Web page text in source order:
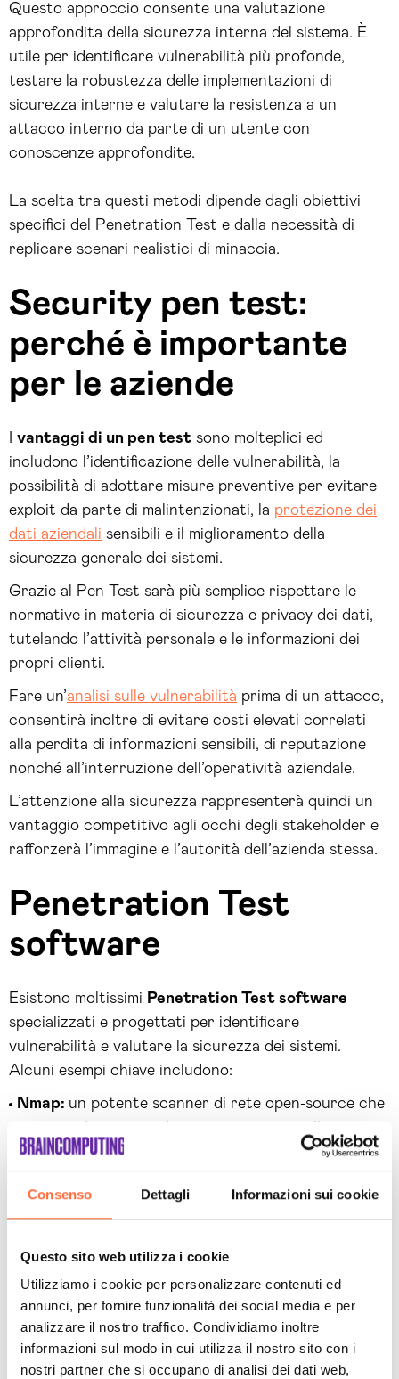
Consenso Dettagli Informazioni sui cookie
Questo sito web utilizza i cookie
Utilizziamo i cookie per personalizzare contenuti ed
annunci, per fornire funzionalità dei social media e per
analizzare il nostro traffico. Condividiamo inoltre
informazioni sul modo in cui utilizza il nostro sito con i
nostri partner che si occupano di analisi dei dati web,
Questo approccio consente una valutazione
approfondita della sicurezza interna del sistema. È
utile per identificare vulnerabilità più profonde,
testare la robustezza delle implementazioni di
sicurezza interne e valutare la resistenza a un
attacco interno da parte di un utente con
conoscenze approfondite.
La scelta tra questi metodi dipende dagli obiettivi
specifici del Penetration Test e dalla necessità di
replicare scenari realistici di minaccia.
Security pen test:
perché è importante
per le aziende
vantaggi di un pen test sono molteplici ed
includono l’identificazione delle vulnerabilità, la
possibilità di adottare misure preventive per evitare
exploit da parte di malintenzionati, la protezione dei
dati aziendali sensibili e il miglioramento della
sicurezza generale dei sistemi.
Grazie al Pen Test sarà più semplice rispettare le
normative in materia di sicurezza e privacy dei dati,
tutelando l’attività personale e le informazioni dei
propri clienti.
Fare un’analisi sulle vulnerabilità prima di un attacco,
consentirà inoltre di evitare costi elevati correlati
alla perdita di informazioni sensibili, di reputazione
nonché all’interruzione dell’operatività aziendale.
L’attenzione alla sicurezza rappresenterà quindi un
vantaggio competitivo agli occhi degli stakeholder e
rafforzerà l’immagine e l’autorità dell’azienda stessa.
Penetration Test
software
Esistono moltissimi Penetration Test software
specializzati e progettati per identificare
vulnerabilità e valutare la sicurezza dei sistemi.
Alcuni esempi chiave includono:
Nmap: un potente scanner di rete open-source che
identificando porte aperte e raccogliendo
informazioni sul sistema target;
Metasploit Framework:
di attacchi mirati. Metasploit offre un vasto database
di moduli di exploit e payload;
Burp Suite:una suite di strumenti per il testing delle
applicazioni web che include un proxy, un crawler,
uno scanner di sicurezza e una varietà di strumenti